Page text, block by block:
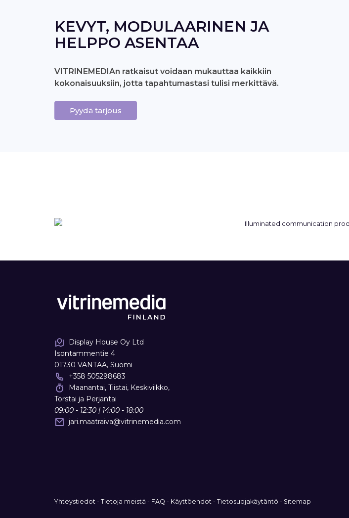
KEVYT, MODULAARINEN JA
HELPPO ASENTAA
VITRINEMEDIAn ratkaisut voidaan mukauttaa kaikkiin
kokonaisuuksiin, jotta tapahtumastasi tulisi merkittävä.
Pyydä tarjous
Display House Oy Ltd
Isontammentie 4
01730 VANTAA, Suomi
+358 505298683
Maanantai, Tiistai, Keskiviikko,
Torstai ja Perjantai
09:00 - 12:30 | 14:00 - 18:00
jari.maatraiva@vitrinemedia.com
Yhteystiedot- Tietoja meistä - FAQ - Käyttöehdot- Tietosuojakäytäntö - Sitemap